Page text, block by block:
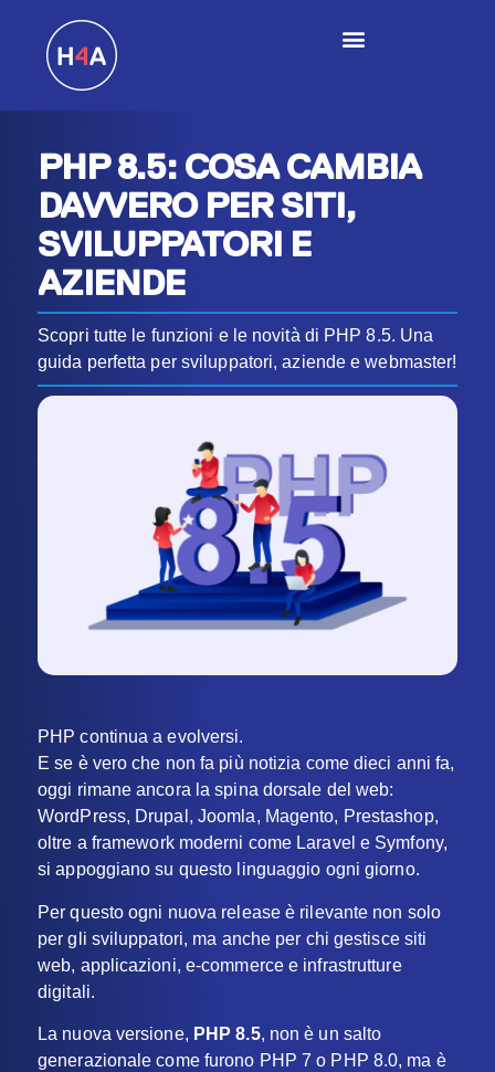
PHP 8.5: COSA CAMBIA
DAVVERO PER SITI,
SVILUPPATORI E
AZIENDE
Scopri tutte le funzioni e le novità di PHP 8.5. Una
guida perfetta per sviluppatori, aziende e webmaster!
PHP continua a evolversi.
E se è vero che non fa più notizia come dieci anni fa,
oggi rimane ancora la spina dorsale del web:
WordPress, Drupal, Joomla, Magento, Prestashop,
oltre a framework moderni come Laravel e Symfony,
si appoggiano su questo linguaggio ogni giorno.
Per questo ogni nuova release è rilevante non solo
per gli sviluppatori, ma anche per chi gestisce siti
web, applicazioni, e-commerce e infrastrutture
digitali.
La nuova versione, PHP 8.5, non è un salto
generazionale come furono PHP 7 o PHP 8.0, ma è